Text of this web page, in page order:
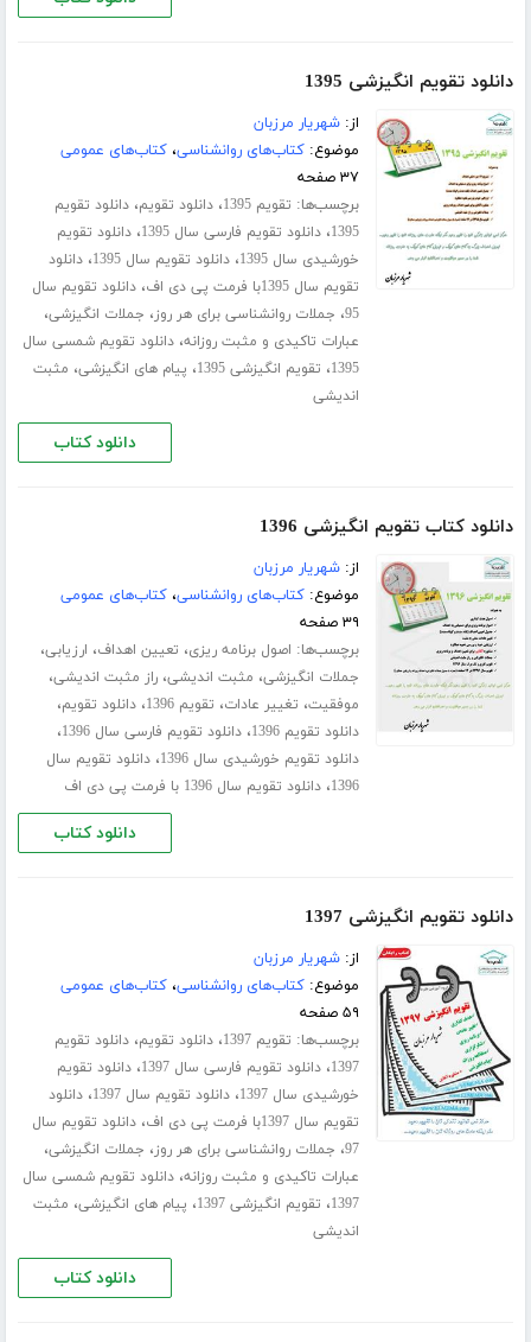
دانلود تقویم انگیزشی 1395
از:شهریار مرزبان
موضوع:کتاب‌های روانشناسی،کتاب‌های عمومی
۳۷ صفحه
برچسب‌ها: تقویم 1395 ،دانلود تقویم،دانلود تقویم
1395،دانلود تقویم فارسی سال 1395 ،دانلود تقویم
خورشیدی سال 1395
،دانلود تقویم سال 1395 ،دانلود
تقویم سال 1395با فرمت پی دی اف
،دانلود تقویم سال
95، جملات روانشناسی برای هر روز، جملات انگیزشی،
عبارات تاکیدی و مثبت روزانه،دانلود تقویم شمسی سال
1395، تقویم انگیزشی 1395 ، پیام های انگیزشی، مثبت
اندیشی
دانلود کتاب
دانلود کتاب تقویم انگیزشی 1396
از:شهریار مرزبان
موضوع:کتاب‌های روانشناسی،کتاب‌های عمومی
۳۹ صفحه
برچسب‌ها: اصول برنامه ریزی، تعیین اهداف، ارزیابی،
جملات انگیزشی، مثبت اندیشی،راز مثبت اندیشی،
موفقیت، تغییر عادات، تقویم 1396 ،دانلود تقویم،
دانلود تقویم 1396 ،دانلود تقویم فارسی سال 1396 ،
دانلود تقویم خورشیدی سال 1396 ،دانلود تقویم سال
1396،دانلود تقویم سال 1396 با فرمت پی دی اف
دانلود کتاب
دانلود تقویم انگیزشی 1397
از:شهریار مرزبان
موضوع:کتاب‌های روانشناسی،کتاب‌های عمومی
۵۹ صفحه
برچسب‌ها: تقویم 1397 ،دانلود تقویم،دانلود تقویم
1397،دانلود تقویم فارسی سال 1397 ،دانلود تقویم
خورشیدی سال 1397
،دانلود تقویم سال 1397 ،دانلود
تقویم سال 1397با فرمت پی دی اف
،دانلود تقویم سال
97، جملات روانشناسی برای هر روز، جملات انگیزشی،
عبارات تاکیدی و مثبت روزانه،دانلود تقویم شمسی سال
1397، تقویم انگیزشی 1397 ، پیام های انگیزشی، مثبت
اندیشی
دانلود کتاب